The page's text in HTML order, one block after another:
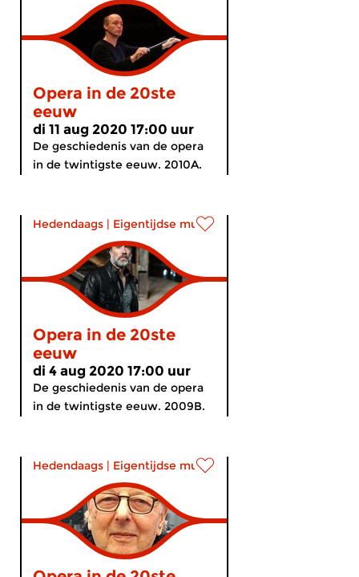
Opera in de 20ste
eeuw
di 11 aug 2020 17:00 uur
De geschiedenis van de opera
in de twintigste eeuw. 2010A.
Hedendaags | Eigentijdse muziek
Opera in de 20ste
eeuw
di 4 aug 2020 17:00 uur
De geschiedenis van de opera
in de twintigste eeuw. 2009B.
Hedendaags | Eigentijdse muziek